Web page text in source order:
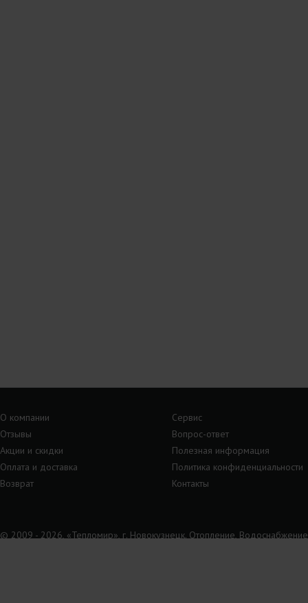
О компании
Сервис
Отзывы
Вопрос-ответ
Акции и скидки
Полезная информация
Оплата и доставка
Политика конфиденциальности
Возврат
Контакты
© 2009 - 2026, «Тепломир», г. Новокузнецк. Отопление,